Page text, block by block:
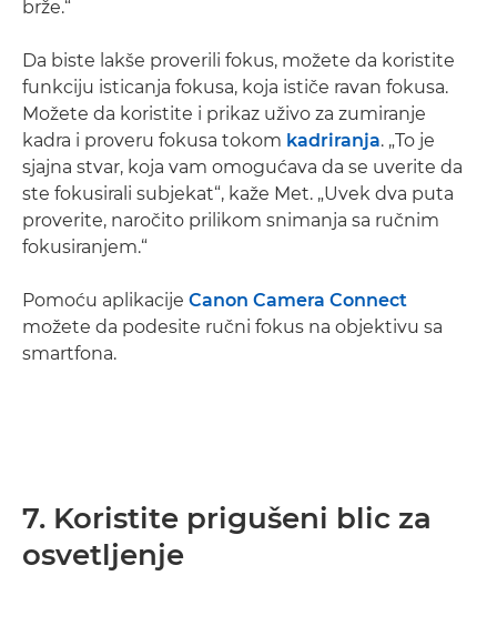
brže.“
Da biste lakše proverili fokus, možete da koristite
funkciju isticanja fokusa, koja ističe ravan fokusa.
Možete da koristite i prikaz uživo za zumiranje
kadra i proveru fokusa tokom kadriranja. „To je
sjajna stvar, koja vam omogućava da se uverite da
ste fokusirali subjekat“, kaže Met. „Uvek dva puta
proverite, naročito prilikom snimanja sa ručnim
fokusiranjem.“
Pomoću aplikacije Canon Camera Connect
možete da podesite ručni fokus na objektivu sa
smartfona.
7. Koristite prigušeni blic za
osvetljenje